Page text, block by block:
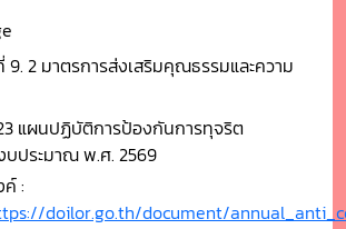
2 มาตรการส่งเสริมคุณธรรมและความ
แผนปฏิบัติการป้องกันการทุจริต
บประมาณ พ.ศ. 2569
:
doilor.go.th/document/